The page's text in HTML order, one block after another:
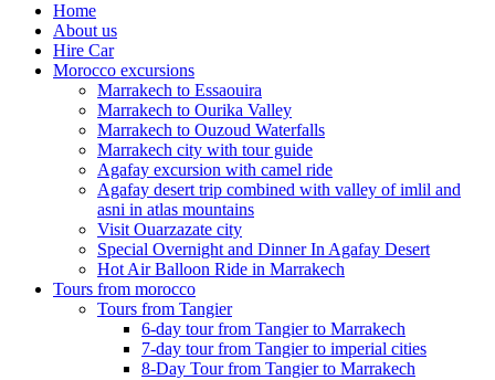
Home
About us
Hire Car
Morocco excursions
Marrakech to Essaouira
Marrakech to Ourika Valley
Marrakech to Ouzoud Waterfalls
Marrakech city with tour guide
Agafay excursion with camel ride
Agafay desert trip combined with valley of imlil and
asni in atlas mountains
Visit Ouarzazate city
Special Overnight and Dinner In Agafay Desert
Hot Air Balloon Ride in Marrakech
Tours from morocco
Tours from Tangier
6-day tour from Tangier to Marrakech
7-day tour from Tangier to imperial cities
8-Day Tour from Tangier to Marrakech